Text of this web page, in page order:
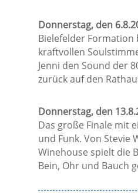
Donnerstag, den
Bielefelder
kraftvollen
Jenni den Sound der
zurück auf den
Donnerstag, den
Das große Finale mit
und Funk. Von Stevie
Winehouse spielt die
Bein, Ohr und Bauch